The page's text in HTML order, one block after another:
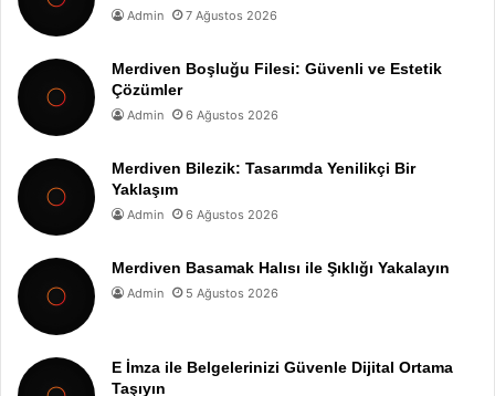
Admin 7 Ağustos 2026
Merdiven Boşluğu Filesi: Güvenli ve Estetik
Çözümler
Admin 6 Ağustos 2026
Merdiven Bilezik: Tasarımda Yenilikçi Bir
Yaklaşım
Admin 6 Ağustos 2026
Merdiven Basamak Halısı ile Şıklığı Yakalayın
Admin 5 Ağustos 2026
E İmza ile Belgelerinizi Güvenle Dijital Ortama
Taşıyın